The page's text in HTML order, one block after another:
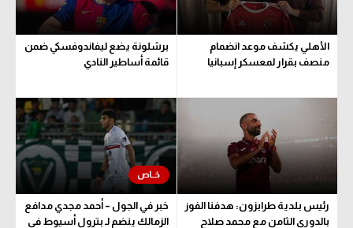
الأهلي يكشف موعد انضمام
منصف بقرار لمعسكر إسبانيا
برشلونة يضع ليفاندوفسكي ضمن
قائمة أساطير النادي
رئيس بلدية طرابزون: هدفنا الفوز
بالدوري الثامن مع محمد صلاح
خبر في الجول – أحمد مجدي مدافع
الزمالك ينضم لـ بترول أسيوط في